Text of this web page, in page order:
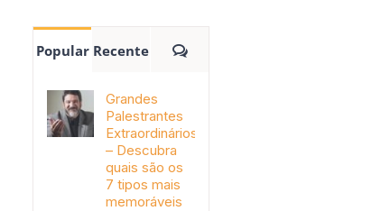
Popular Recente
Grandes
Palestrantes
Extraordinários
– Descubra
quais são os
7 tipos mais
memoráveis